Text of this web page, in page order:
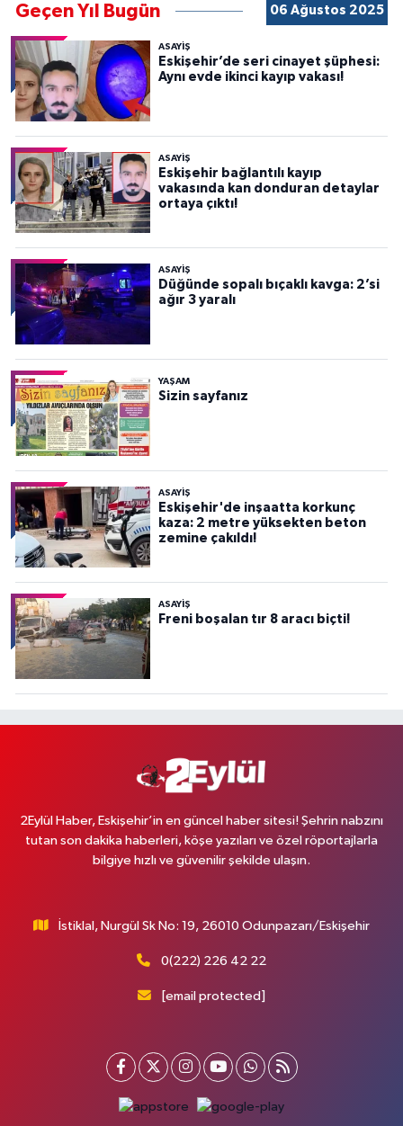
Geçen Yıl Bugün 06 Ağustos 2025
ASAYİŞ
Eskişehir’de seri cinayet şüphesi:
Aynı evde ikinci kayıp vakası!
ASAYİŞ
Eskişehir bağlantılı kayıp
vakasında kan donduran detaylar
ortaya çıktı!
ASAYİŞ
Düğünde sopalı bıçaklı kavga: 2’si
ağır 3 yaralı
YAŞAM
Sizin sayfanız
ASAYİŞ
Eskişehir'de inşaatta korkunç
kaza: 2 metre yüksekten beton
zemine çakıldı!
ASAYİŞ
Freni boşalan tır 8 aracı biçti!
2Eylül Haber, Eskişehir’in en güncel haber sitesi! Şehrin nabzını
tutan son dakika haberleri, köşe yazıları ve özel röportajlarla
bilgiye hızlı ve güvenilir şekilde ulaşın.
İstiklal, Nurgül Sk No: 19, 26010 Odunpazarı/Eskişehir
0(222) 226 42 22
[email protected]